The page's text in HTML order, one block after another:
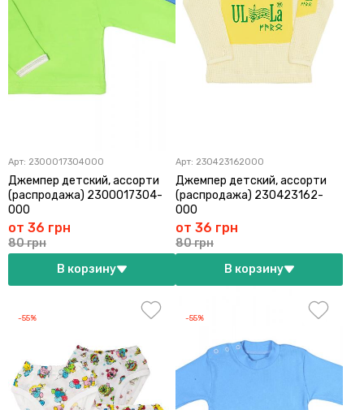
Арт: 2300017304000
Джемпер детский, ассорти
(распродажа) 2300017304-
000
от 36 грн
80 грн
В корзину
Арт: 230423162000
Джемпер детский, ассорти
(распродажа) 230423162-
000
от 36 грн
80 грн
В корзину
-55% -55%